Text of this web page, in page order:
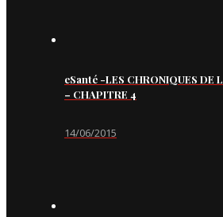
eSanté -LES CHRONIQUES DE
– CHAPITRE 4
14/06/2015